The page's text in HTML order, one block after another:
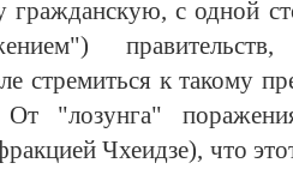
гражданскую, с одной
стре­миться к такому
"лозунга"
Чхеидзе), что